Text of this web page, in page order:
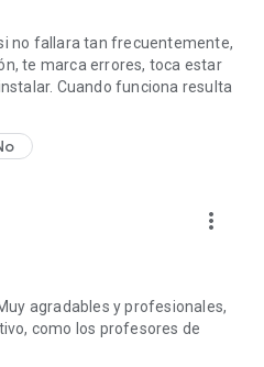
no fallara tan frecuentemente,
te marca errores, toca estar
Cuando funciona resulta
more_vert
agradables y profesionales,
como los profesores de